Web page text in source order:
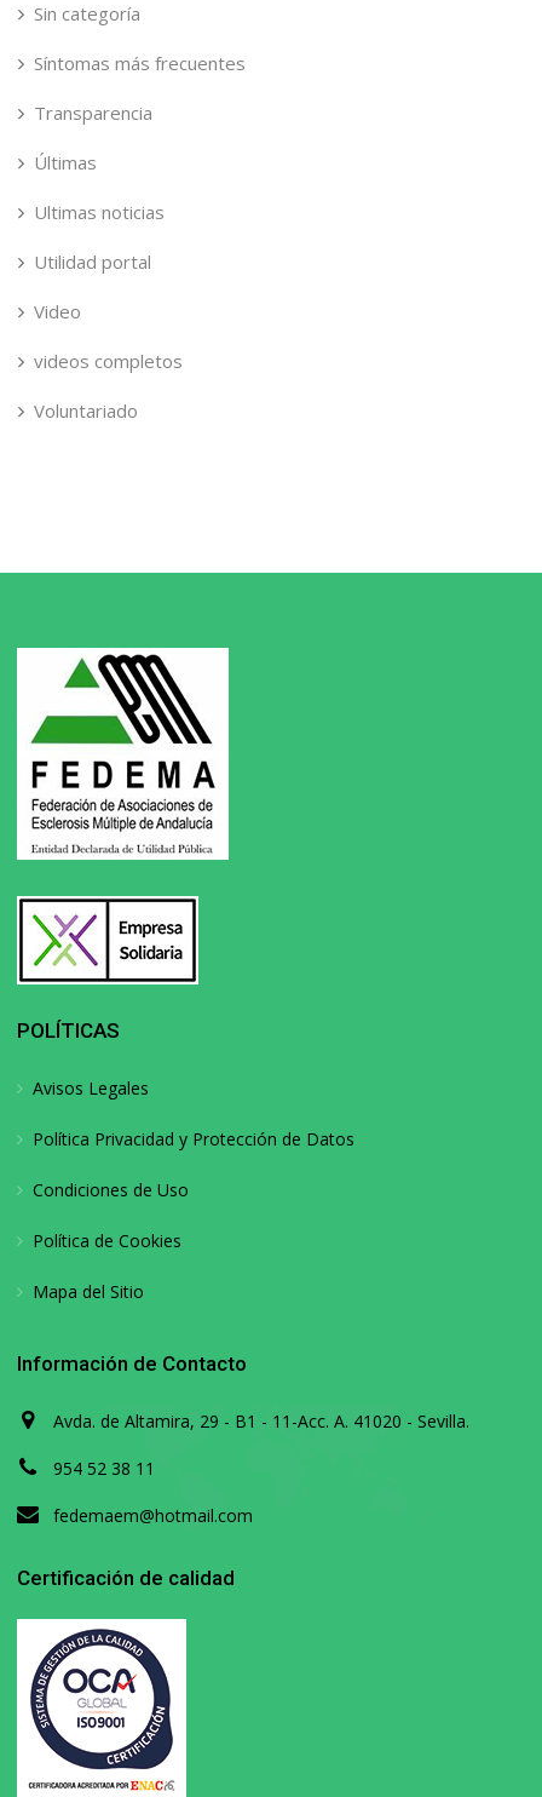
Sin categoría
Síntomas más frecuentes
Transparencia
Últimas
Ultimas noticias
Utilidad portal
Video
videos completos
Voluntariado
POLÍTICAS
Avisos Legales
Política Privacidad y Protección de Datos
Condiciones de Uso
Política de Cookies
Mapa del Sitio
Información de Contacto
Avda. de Altamira, 29 - B1 - 11-Acc. A. 41020 - Sevilla.
954 52 38 11
fedemaem@hotmail.com
Certificación de calidad